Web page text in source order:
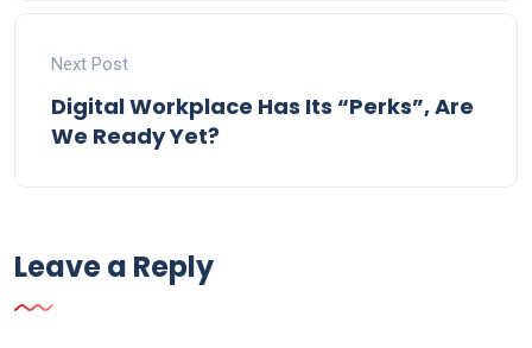
Next Post
Digital Workplace Has Its “Perks”, Are
We Ready Yet?
Leave a Reply